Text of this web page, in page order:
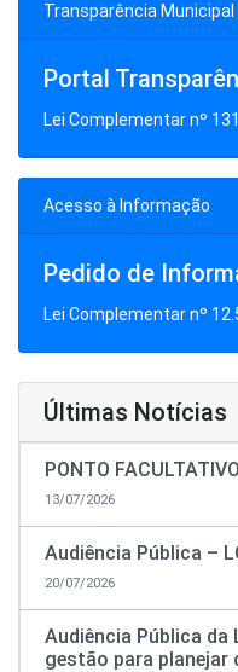
Transparência Municipal
Portal
Lei Complementar nº
Acesso à Informação
Pedido de
Lei Complementar nº
Últimas Notícias
PONTO
13/07/2026
Audiência Pública –
20/07/2026
Audiência Pública da
gestão para planejar